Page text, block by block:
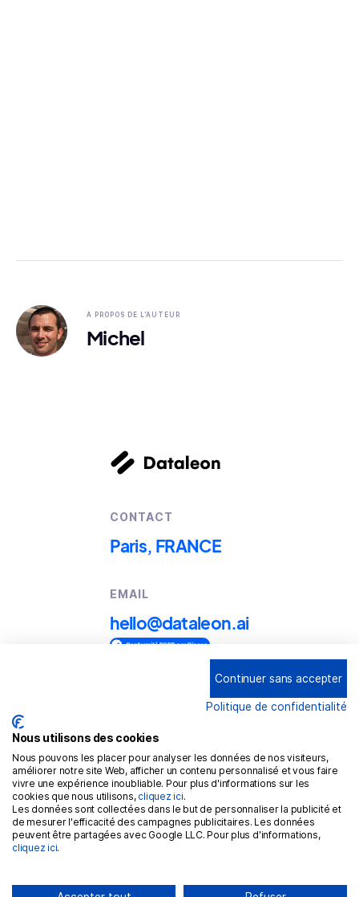
A PROPOS DE L'AUTEUR
Michel
CONTACT
Paris, FRANCE
EMAIL
hello@dataleon.ai
Conditions générales d'utilisation
Mention légales
Politique de confidentialité
Politique de cookies
RGPD
Continuer sans accepter
Politique de confidentialité
Nous utilisons des cookies
Nous pouvons les placer pour analyser les données de nos visiteurs,
améliorer notre site Web, afficher un contenu personnalisé et vous faire
vivre une expérience inoubliable. Pour plus d'informations sur les
cookies que nous utilisons, cliquez ici.
Les données sont collectées dans le but de personnaliser la publicité et
de mesurer l'efficacité des campagnes publicitaires. Les données
peuvent être partagées avec Google LLC. Pour plus d'informations,
cliquez ici.